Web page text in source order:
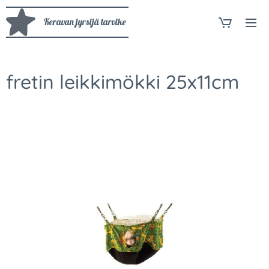
Keravan jyrsijä tarvike
fretin leikkimökki 25x11cm